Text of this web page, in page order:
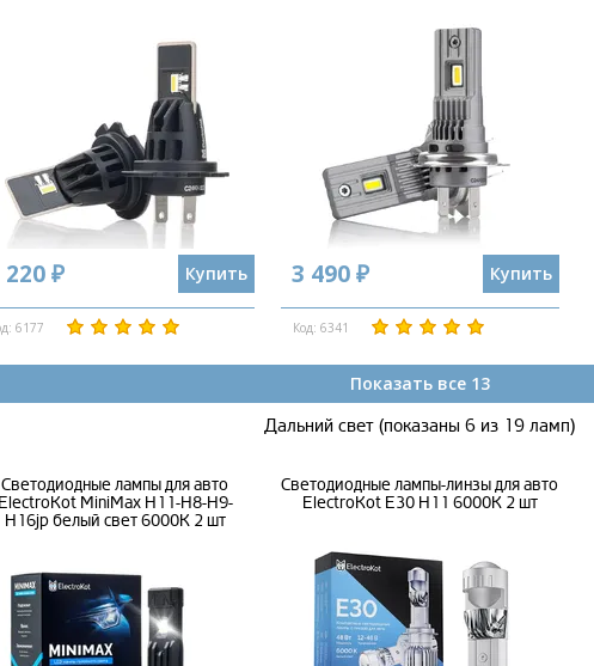
220 ₽ Купить
6177
3 490 ₽ Купить
Код: 6341
Показать все 13
Дальний свет (показаны 6 из 19 ламп)
Светодиодные лампы для авто
ElectroKot MiniMax H11-H8-H9-
H16jp белый свет 6000K 2 шт
Светодиодные лампы-линзы для авто
ElectroKot E30 H11 6000K 2 шт